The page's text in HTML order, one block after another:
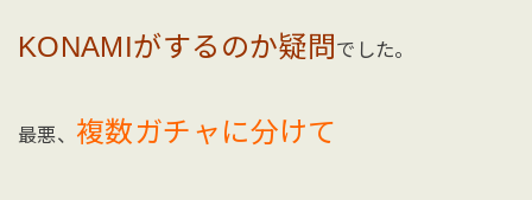
KONAMIがするのか疑問 でした。
最悪、 複数ガチャに分けて